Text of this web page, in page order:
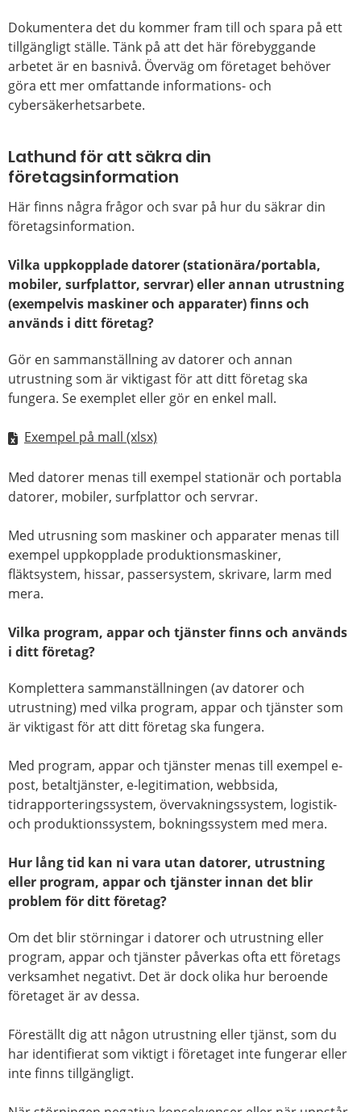
Dokumentera det du kommer fram till och spara på ett
tillgängligt ställe. Tänk på att det här förebyggande
arbetet är en basnivå. Överväg om företaget behöver
göra ett mer omfattande informations- och
cybersäkerhetsarbete.
Lathund för att säkra din
företagsinformation
Här finns några frågor och svar på hur du säkrar din
företagsinformation.
Vilka uppkopplade datorer (stationära/portabla,
mobiler, surfplattor, servrar) eller annan utrustning
(exempelvis maskiner och apparater) finns och
används i ditt företag?
Gör en sammanställning av datorer och annan
utrustning som är viktigast för att ditt företag ska
fungera. Se exemplet eller gör en enkel mall.
Exempel på mall (xlsx)
Med datorer menas till exempel stationär och portabla
datorer, mobiler, surfplattor och servrar.
Med utrusning som maskiner och apparater menas till
exempel uppkopplade produktionsmaskiner,
fläktsystem, hissar, passersystem, skrivare, larm med
mera.
Vilka program, appar och tjänster finns och används
i ditt företag?
Komplettera sammanställningen (av datorer och
utrustning) med vilka program, appar och tjänster som
är viktigast för att ditt företag ska fungera.
Med program, appar och tjänster menas till exempel e-
post, betaltjänster, e-legitimation, webbsida,
tidrapporteringssystem, övervakningssystem, logistik-
och produktionssystem, bokningssystem med mera.
Hur lång tid kan ni vara utan datorer, utrustning
eller program, appar och tjänster innan det blir
problem för ditt företag?
Om det blir störningar i datorer och utrustning eller
program, appar och tjänster påverkas ofta ett företags
verksamhet negativt. Det är dock olika hur beroende
företaget är av dessa.
Föreställt dig att någon utrustning eller tjänst, som du
har identifierat som viktigt i företaget inte fungerar eller
inte finns tillgängligt.